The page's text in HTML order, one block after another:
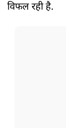
विफल रही है.